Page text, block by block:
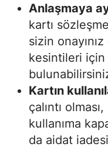
Anlaşmaya
kartı
sizin onayınız
kesintileri
Kartın
çalıntı
kullanıma
da aidat